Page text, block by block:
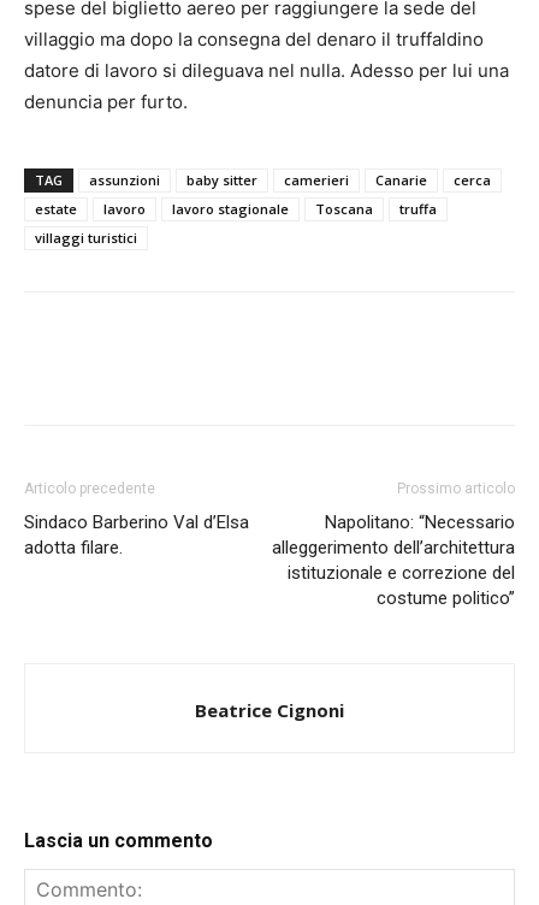
spese del biglietto aereo per raggiungere la sede del
villaggio ma dopo la consegna del denaro il truffaldino
datore di lavoro si dileguava nel nulla. Adesso per lui una
denuncia per furto.
TAG assunzioni baby sitter camerieri Canarie
cerca
estate
lavoro lavoro stagionale Toscana
truffa
villaggi turistici
Articolo precedente
Sindaco Barberino Val d’Elsa
adotta filare.
Prossimo articolo
Napolitano: “Necessario
alleggerimento dell’architettura
istituzionale e correzione del
costume politico”
Beatrice Cignoni
Lascia un commento